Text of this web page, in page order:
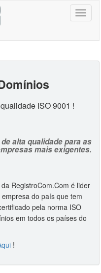
Toggle
s
ISO 9001 !
alta qualidade para as
mais exigentes.
RegistroCom.Com é lider
do país que tem
pela norma ISO
em todos os países do
!